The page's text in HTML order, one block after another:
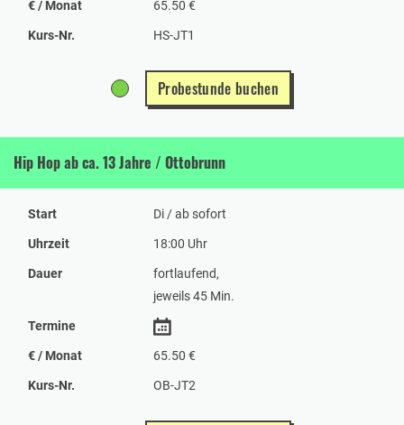
€ / Monat 65.50 €
Kurs-Nr. HS-JT1
Probestunde buchen
Hip Hop ab ca. 13 Jahre / Ottobrunn
Start Di / ab sofort
Uhrzeit 18:00 Uhr
Dauer
fortlaufend,
jeweils 45 Min.
Termine
€ / Monat 65.50 €
Kurs-Nr. OB-JT2